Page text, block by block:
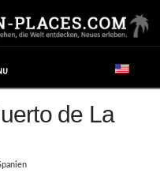
de La